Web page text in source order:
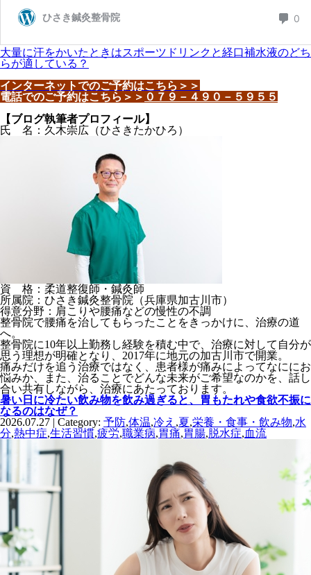
大量に汗をかいたときはスポーツドリンクと経口補水液のどち
らが適している？
インターネットでのご予約はこちら＞＞
電話でのご予約はこちら＞＞ ０７９－４９０－５９５５
【ブログ執筆者プロフィール】
氏 名：久木崇広（ひさきたかひろ）
資 格：柔道整復師・鍼灸師
所属院：ひさき鍼灸整骨院（兵庫県加古川市）
得意分野：肩こりや腰痛などの慢性の不調
整骨院で腰痛を治してもらったことをきっかけに、治療の道
へ。
整骨院に10年以上勤務し経験を積む中で、治療に対して自分が
思う理想が明確となり、2017年に地元の加古川市で開業。
痛みだけを追う治療ではなく、患者様が痛みによってなににお
悩みか、また、治ることでどんな未来がご希望なのかを、話し
合い共有しながら、治療にあたっております。
暑い日に冷たい飲み物を飲み過ぎると、胃もたれや食欲不振に
なるのはなぜ？
2026.07.27 | Category: 予防,体温,冷え ,夏,栄養・食事・飲み物,水
分,熱中症,生活習慣,疲労,職業病,胃痛,胃腸,脱水症,血流